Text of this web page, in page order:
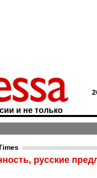
и не только
русские